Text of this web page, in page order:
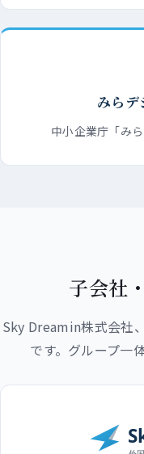
みらデ
中小企業庁「み
子会社
Sky Dreamin株式会社
です。グループ一